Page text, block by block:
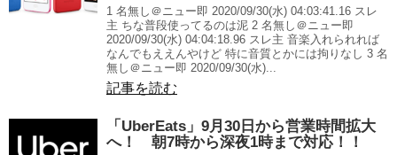
1 名無し＠ニュー即 2020/09/30(水) 04:03:41.16 スレ
主 ちな普段使ってるのは泥 2 名無し＠ニュー即
2020/09/30(水) 04:04:18.96 スレ主 音楽入れられれば
なんでもええんやけど 特に音質とかには拘りなし 3 名
無し＠ニュー即 2020/09/30(水)...
記事を読む
「UberEats」9月30日から営業時間拡大
へ！ 朝7時から深夜1時まで対応！！